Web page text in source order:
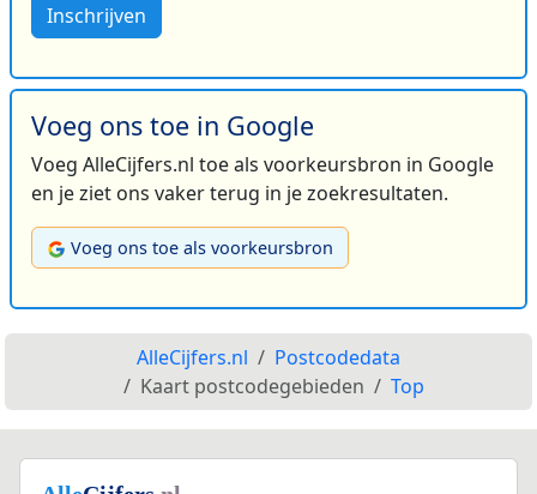
Inschrijven
Voeg ons toe in Google
Voeg AlleCijfers.nl toe als voorkeursbron in Google
en je ziet ons vaker terug in je zoekresultaten.
Voeg ons toe als voorkeursbron
AlleCijfers.nl
Postcodedata
Kaart postcodegebieden
Top